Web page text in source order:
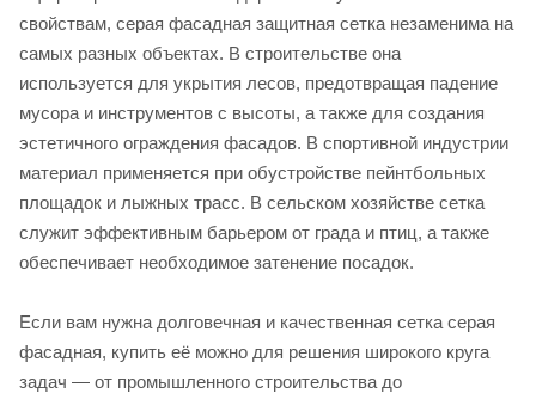
свойствам, серая фасадная защитная сетка незаменима на
самых разных объектах. В строительстве она
используется для укрытия лесов, предотвращая падение
мусора и инструментов с высоты, а также для создания
эстетичного ограждения фасадов. В спортивной индустрии
материал применяется при обустройстве пейнтбольных
площадок и лыжных трасс. В сельском хозяйстве сетка
служит эффективным барьером от града и птиц, а также
обеспечивает необходимое затенение посадок.
Если вам нужна долговечная и качественная сетка серая
фасадная, купить её можно для решения широкого круга
задач — от промышленного строительства до